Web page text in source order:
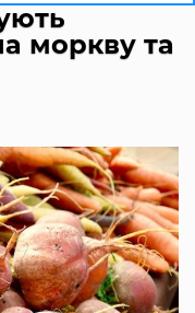
моркву та